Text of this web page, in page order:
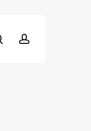
searchaccount